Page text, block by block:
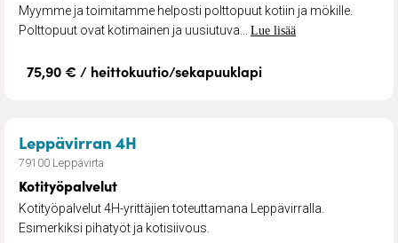
Myymme ja toimitamme helposti polttopuut kotiin ja mökille.
Polttopuut ovat kotimainen ja uusiutuva... Lue lisää
75,90 € / heittokuutio/sekapuuklapi
Leppävirran 4H
79100 Leppävirta
Kotityöpalvelut
Kotityöpalvelut 4H-yrittäjien toteuttamana Leppävirralla.
Esimerkiksi pihatyöt ja kotisiivous.